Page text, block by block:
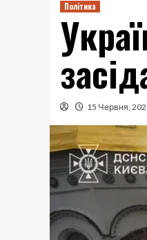
Політика
15 Червня,